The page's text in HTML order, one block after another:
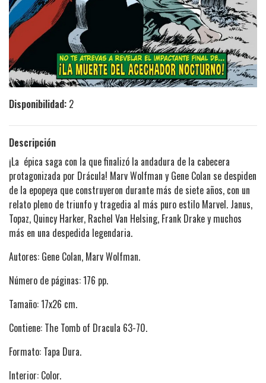
Disponibilidad: 2
Descripción
¡La épica saga con la que finalizó la andadura de la cabecera
protagonizada por Drácula! Marv Wolfman y Gene Colan se despiden
de la epopeya que construyeron durante más de siete años, con un
relato pleno de triunfo y tragedia al más puro estilo Marvel. Janus,
Topaz, Quincy Harker, Rachel Van Helsing, Frank Drake y muchos
más en una despedida legendaria.
Autores: Gene Colan, Marv Wolfman.
Número de páginas: 176 pp.
Tamaño: 17x26 cm.
Contiene: The Tomb of Dracula 63-70.
Formato: Tapa Dura.
Interior: Color.